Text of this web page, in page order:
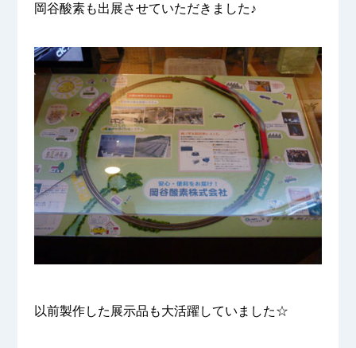
岡谷酸素も出展させていただきました♪
以前製作した展示品も大活躍していました☆